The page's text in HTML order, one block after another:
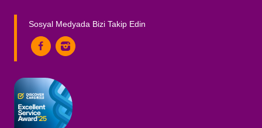
Sosyal Medyada Bizi Takip Edin